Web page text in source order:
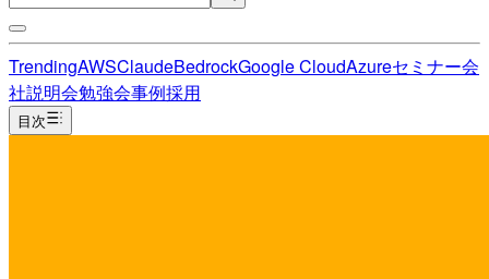
TrendingAWSClaudeBedrockGoogle CloudAzureセミナー会
社説明会勉強会事例採用
目次